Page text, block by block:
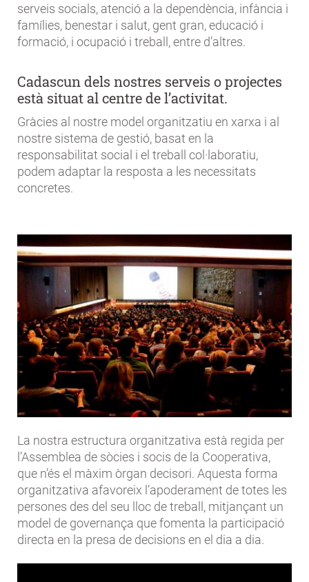
serveis socials, atenció a la dependència, infància i
famílies, benestar i salut, gent gran, educació i
formació, i ocupació i treball, entre d’altres.
Cadascun dels nostres serveis o projectes
està situat al centre de l’activitat.
Gràcies al nostre model organitzatiu en xarxa i al
nostre sistema de gestió, basat en la
responsabilitat social i el treball col·laboratiu,
podem adaptar la resposta a les necessitats
concretes.
La nostra estructura organitzativa està regida per
l’Assemblea de sòcies i socis de la Cooperativa,
que n’és el màxim òrgan decisori. Aquesta forma
organitzativa afavoreix l’apoderament de totes les
persones des del seu lloc de treball, mitjançant un
model de governança que fomenta la participació
directa en la presa de decisions en el dia a dia.